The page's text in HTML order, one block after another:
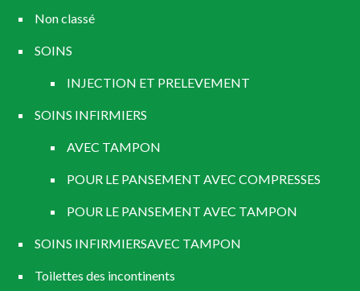
Non classé
SOINS
INJECTION ET PRELEVEMENT
SOINS INFIRMIERS
AVEC TAMPON
POUR LE PANSEMENT AVEC COMPRESSES
POUR LE PANSEMENT AVEC TAMPON
SOINS INFIRMIERSAVEC TAMPON
Toilettes des incontinents